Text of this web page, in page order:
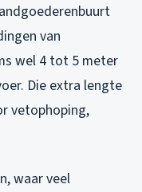
van
wel 4 tot 5 meter
Die extra lengte
vetophoping,
waar veel